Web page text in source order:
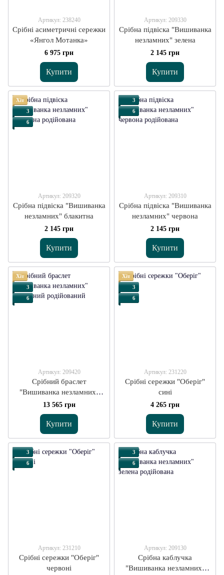
Артикул: 238240
Срібні асиметричні сережки
«Янгол Мотанка»
6 975 грн
Купити
Артикул: 209330
Срібна підвіска "Вишиванка
незламних" зелена
2 145 грн
Купити
Хіт
3
6
Артикул: 209320
Срібна підвіска "Вишиванка
незламних" блакитна
2 145 грн
Купити
3
6
Артикул: 209310
Срібна підвіска "Вишиванка
незламних" червона
2 145 грн
Купити
Хіт
3
6
Артикул: 209420
Срібний браслет
"Вишиванка незламних"
блакитний
13 565 грн
Купити
Хіт
3
6
Артикул: 231220
Срібні сережки "Оберіг"
сині
4 265 грн
Купити
3
6
Артикул: 231210
Срібні сережки "Оберіг"
червоні
3
6
Артикул: 209130
Срібна каблучка
"Вишиванка незламних"